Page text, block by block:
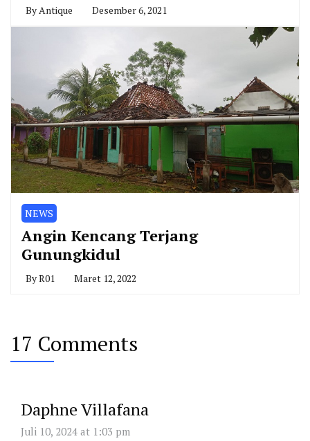
ByAntique Desember 6, 2021
NEWS
Angin Kencang Terjang
Gunungkidul
ByR01 Maret 12, 2022
17 Comments
Daphne Villafana
Juli 10, 2024 at 1:03 pm